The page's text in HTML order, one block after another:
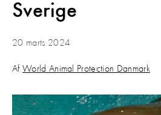
Sverige
20 marts 2024
Af World Animal Protection Danmark